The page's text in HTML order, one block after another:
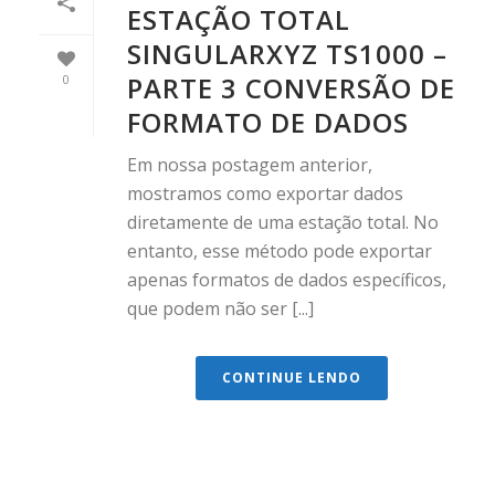
0
ESTAÇÃO TOTAL
SINGULARXYZ TS1000 –
PARTE 3 CONVERSÃO DE
FORMATO DE DADOS
Em nossa postagem anterior,
mostramos como exportar dados
diretamente de uma estação total. No
entanto, esse método pode exportar
apenas formatos de dados específicos,
que podem não ser [...]
CONTINUE LENDO